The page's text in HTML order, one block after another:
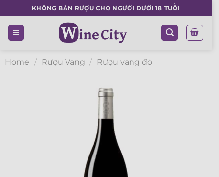
to
content
KHÔNG BÁN RƯỢU CHO NGƯỜI DƯỚI 18 TUỔI
Home / Rượu Vang / Rượu vang đỏ